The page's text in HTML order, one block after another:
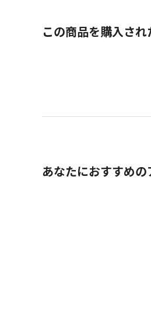
この商品を購入され
あなたにおすすめの